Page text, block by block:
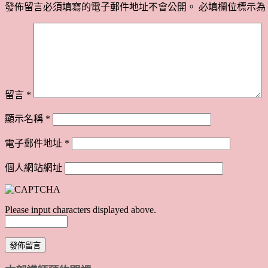
發佈留言必須填寫的電子郵件地址不會公開。 必填欄位標示為
留言 *
顯示名稱 *
電子郵件地址 *
個人網站網址
Please input characters displayed above.